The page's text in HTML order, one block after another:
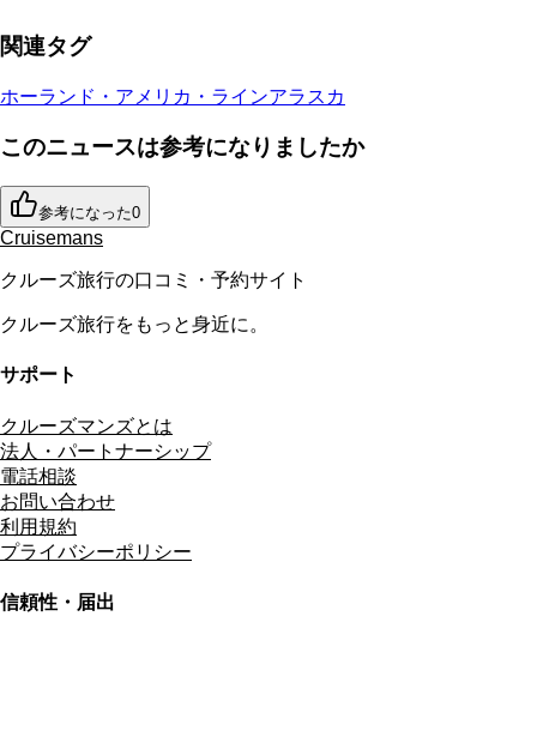
関連タグ
ホーランド・アメリカ・ラインアラスカ
このニュースは参考になりましたか
参考になった0
Cruisemans
クルーズ旅行の口コミ・予約サイト
クルーズ旅行をもっと身近に。
サポート
クルーズマンズとは
法人・パートナーシップ
電話相談
お問い合わせ
利用規約
プライバシーポリシー
信頼性・届出